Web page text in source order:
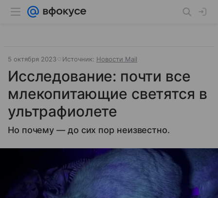
5 октября 2023 Источник: Новости Mail
Исследование: почти все
млекопитающие светятся в
ультрафиолете
Но почему — до сих пор неизвестно.